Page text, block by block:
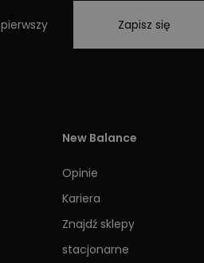
Zapisz się
New Balance
Opinie
Kariera
Znajdź sklepy
stacjonarne